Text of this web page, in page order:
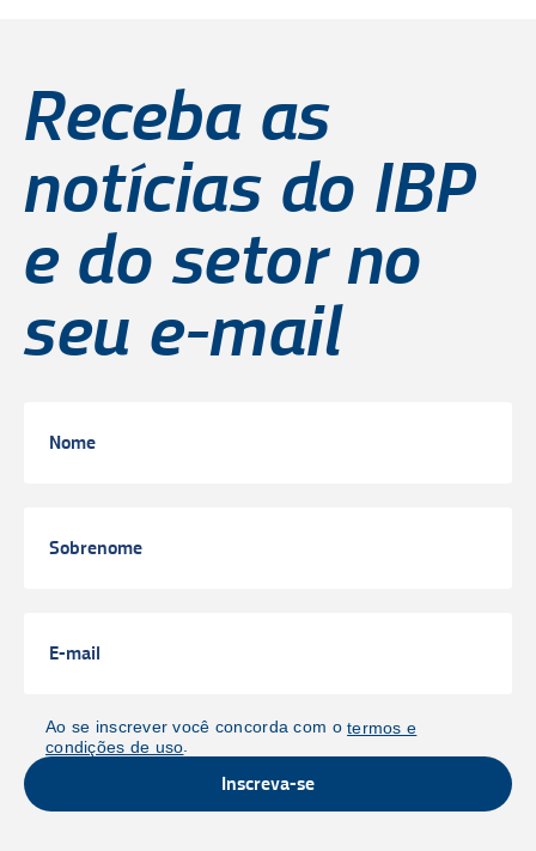
Receba as
notícias do IBP
e do setor no
seu e-mail
Ao se inscrever você concorda com otermos e
condições de uso